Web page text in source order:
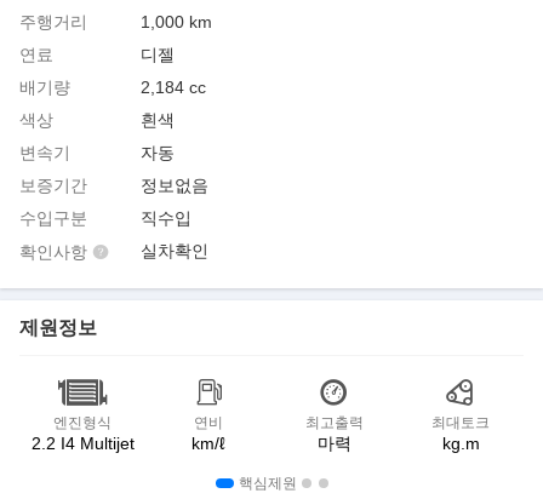
주행거리
1,000 km
연료
디젤
배기량
2,184 cc
색상
흰색
변속기
자동
보증기간
정보없음
수입구분
직수입
확인사항
실차확인
제원정보
엔진형식
2.2 I4 Multijet
연비
km/ℓ
최고출력
마력
최대토크
kg.m
핵심제원